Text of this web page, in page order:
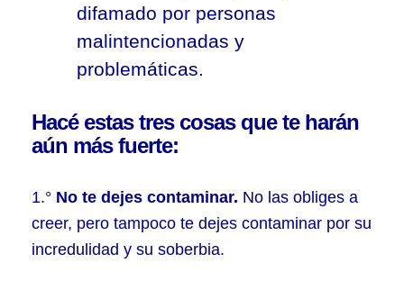
difamado por personas
malintencionadas y
problemáticas.
Hacé estas tres cosas que te harán
aún más fuerte:
1.° No te dejes contaminar. No las obliges a
creer, pero tampoco te dejes contaminar por su
incredulidad y su soberbia.